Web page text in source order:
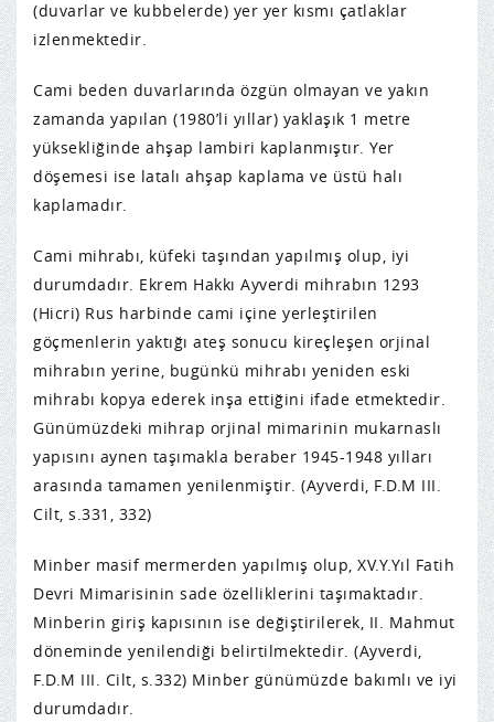
(duvarlar ve kubbelerde) yer yer kısmı çatlaklar
izlenmektedir.
Cami beden duvarlarında özgün olmayan ve yakın
zamanda yapılan (1980’li yıllar) yaklaşık 1 metre
yüksekliğinde ahşap lambiri kaplanmıştır. Yer
döşemesi ise latalı ahşap kaplama ve üstü halı
kaplamadır.
Cami mihrabı, küfeki taşından yapılmış olup, iyi
durumdadır. Ekrem Hakkı Ayverdi mihrabın 1293
(Hicri) Rus harbinde cami içine yerleştirilen
göçmenlerin yaktığı ateş sonucu kireçleşen orjinal
mihrabın yerine, bugünkü mihrabı yeniden eski
mihrabı kopya ederek inşa ettiğini ifade etmektedir.
Günümüzdeki mihrap orjinal mimarinin mukarnaslı
yapısını aynen taşımakla beraber 1945-1948 yılları
arasında tamamen yenilenmiştir. (Ayverdi, F.D.M III.
Cilt, s.331, 332)
Minber masif mermerden yapılmış olup, XV.Y.Yıl Fatih
Devri Mimarisinin sade özelliklerini taşımaktadır.
Minberin giriş kapısının ise değiştirilerek, II. Mahmut
döneminde yenilendiği belirtilmektedir. (Ayverdi,
F.D.M III. Cilt, s.332) Minber günümüzde bakımlı ve iyi
durumdadır.